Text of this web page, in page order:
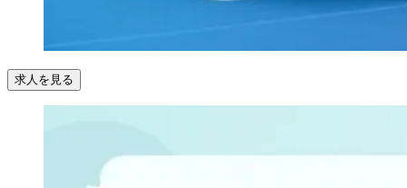
求人を見る